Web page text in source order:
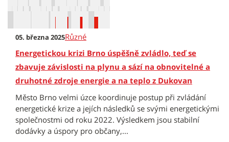
05. března 2025Různé
Energetickou krizi Brno úspěšně zvládlo, teď se
zbavuje závislosti na plynu a sází na obnovitelné a
druhotné zdroje energie a na teplo z Dukovan
Město Brno velmi úzce koordinuje postup při zvládání
energetické krize a jejích následků se svými energetickými
společnostmi od roku 2022. Výsledkem jsou stabilní
dodávky a úspory pro občany,...